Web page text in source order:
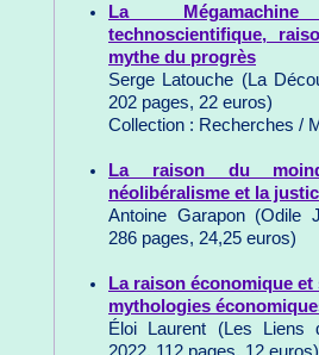
La
technoscientifique,
mythe du progrès
Serge Latouche (La
202 pages, 22 euros)
Collection : Recherches /
La raison du
néolibéralisme et la
Antoine Garapon (Odile
286 pages, 24,25 euros)
La raison économique
mythologies
Éloi Laurent (Les Liens
2022, 112 pages, 12 euros)